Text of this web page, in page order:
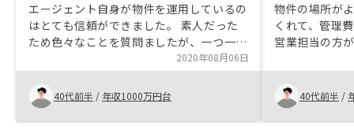
エージェント自身が物件を運用しているの
はとても信頼ができました。 素人だった
ため色々なことを質問ましたが、一つ一つ
丁寧に説明して頂けたため「ここであれ
ば」と限度額一杯までの投資を踏み切る事
ができました。2ヶ月毎くらいで物件の家
賃情報（他の部屋はいくらで貸し出されて
る？）、販売状況（いくらで取引されてい
2020年08月06日
40代前半 / 年収1000万円台
物件の場所が
くれて、管理
営業担当の方
べて駅近で築
のがよかった。
40代前半 /